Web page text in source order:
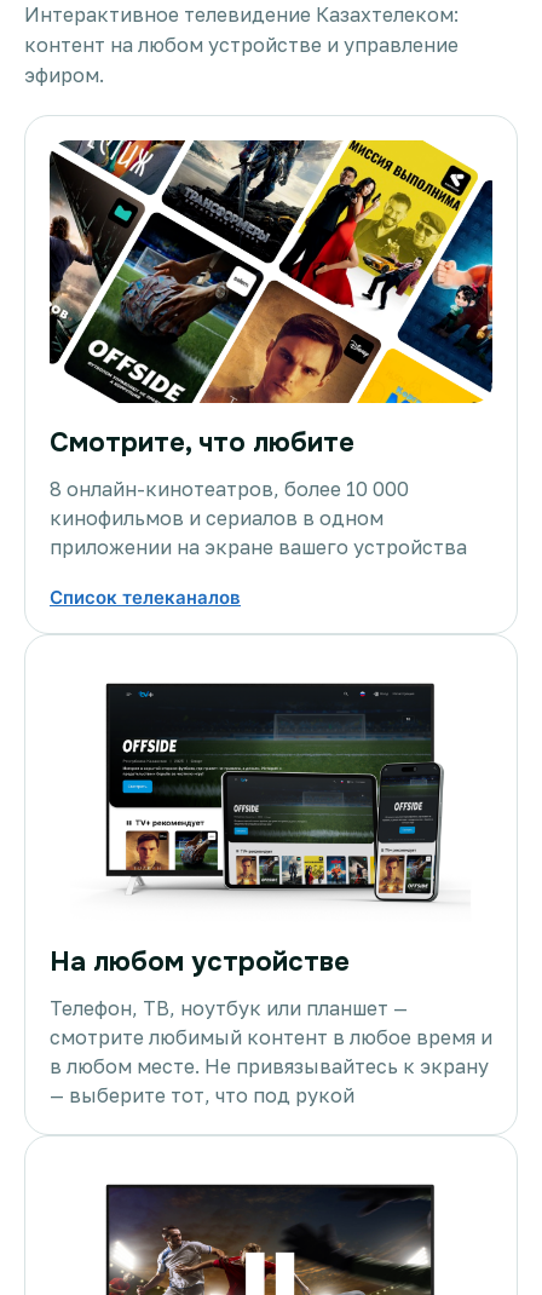
Заявка на подбор тарифа
Подключиться к КазахТелеком
Интерактивное телевидение Казахтелеком:
контент на любом устройстве и управление
эфиром.
Смотрите, что любите
8 онлайн-кинотеатров, более 10 000
кинофильмов и сериалов в одном
приложении на экране вашего устройства
Список телеканалов
На любом устройстве
Телефон, ТВ, ноутбук или планшет —
смотрите любимый контент в любое время и
в любом месте. Не привязывайтесь к экрану
— выберите тот, что под рукой